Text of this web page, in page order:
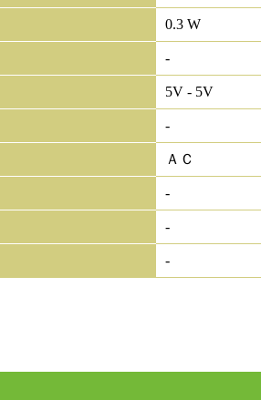
0.3 W
-
5V - 5V
-
ＡＣ
-
-
-